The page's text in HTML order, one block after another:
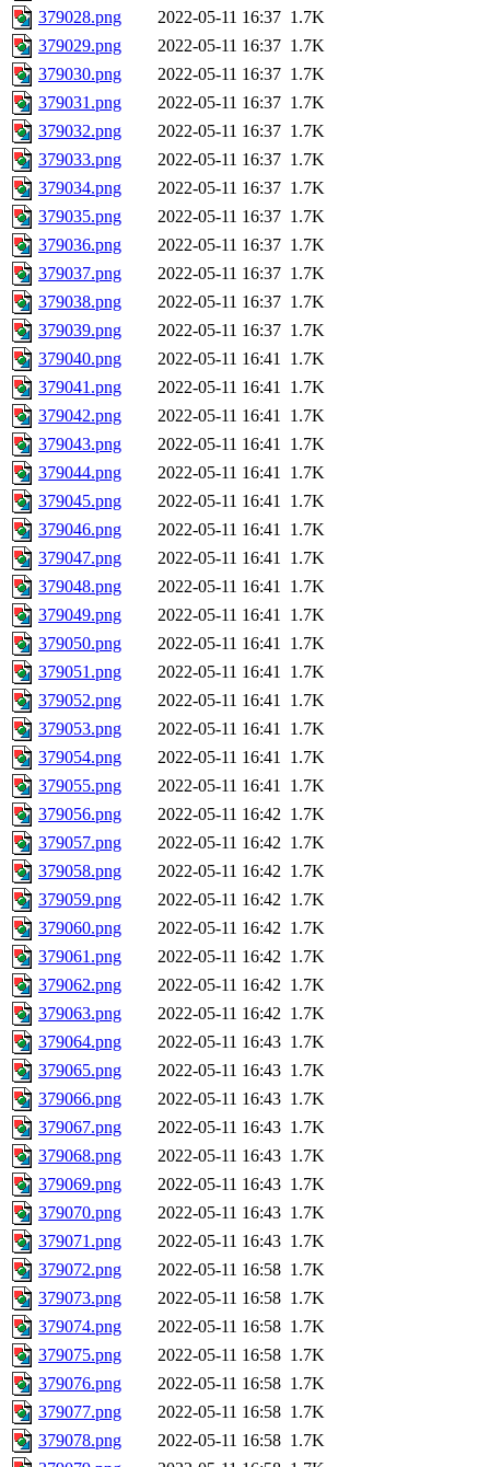
379028.png
2022-05-11 16:37 1.7K
379029.png
2022-05-11 16:37 1.7K
379030.png
2022-05-11 16:37 1.7K
379031.png
2022-05-11 16:37 1.7K
379032.png
2022-05-11 16:37 1.7K
379033.png
2022-05-11 16:37 1.7K
379034.png
2022-05-11 16:37 1.7K
379035.png
2022-05-11 16:37 1.7K
379036.png
2022-05-11 16:37 1.7K
379037.png
2022-05-11 16:37 1.7K
379038.png
2022-05-11 16:37 1.7K
379039.png
2022-05-11 16:37 1.7K
379040.png
2022-05-11 16:41 1.7K
379041.png
2022-05-11 16:41 1.7K
379042.png
2022-05-11 16:41 1.7K
379043.png
2022-05-11 16:41 1.7K
379044.png
2022-05-11 16:41 1.7K
379045.png
2022-05-11 16:41 1.7K
379046.png
2022-05-11 16:41 1.7K
379047.png
2022-05-11 16:41 1.7K
379048.png
2022-05-11 16:41 1.7K
379049.png
2022-05-11 16:41 1.7K
379050.png
2022-05-11 16:41 1.7K
379051.png
2022-05-11 16:41 1.7K
379052.png
2022-05-11 16:41 1.7K
379053.png
2022-05-11 16:41 1.7K
379054.png
2022-05-11 16:41 1.7K
379055.png
2022-05-11 16:41 1.7K
379056.png
2022-05-11 16:42 1.7K
379057.png
2022-05-11 16:42 1.7K
379058.png
2022-05-11 16:42 1.7K
379059.png
2022-05-11 16:42 1.7K
379060.png
2022-05-11 16:42 1.7K
379061.png
2022-05-11 16:42 1.7K
379062.png
2022-05-11 16:42 1.7K
379063.png
2022-05-11 16:42 1.7K
379064.png
2022-05-11 16:43 1.7K
379065.png
2022-05-11 16:43 1.7K
379066.png
2022-05-11 16:43 1.7K
379067.png
2022-05-11 16:43 1.7K
379068.png
2022-05-11 16:43 1.7K
379069.png
2022-05-11 16:43 1.7K
379070.png
2022-05-11 16:43 1.7K
379071.png
2022-05-11 16:43 1.7K
379072.png
2022-05-11 16:58 1.7K
379073.png
2022-05-11 16:58 1.7K
379074.png
2022-05-11 16:58 1.7K
379075.png
2022-05-11 16:58 1.7K
379076.png
2022-05-11 16:58 1.7K
379077.png
2022-05-11 16:58 1.7K
379078.png
2022-05-11 16:58 1.7K